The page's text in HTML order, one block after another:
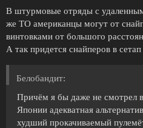
В штурмовые отряды с
же ТО американцы могут от
винтовками от большого
А так придется снайперов в
Белобандит:
Причём я бы даже не смотрел
Японии адекватная
худший прокачиваемый